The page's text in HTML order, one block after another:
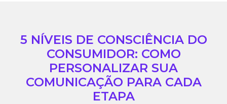
5 NÍVEIS DE CONSCIÊNCIA DO
CONSUMIDOR: COMO
PERSONALIZAR SUA
COMUNICAÇÃO PARA CADA
ETAPA